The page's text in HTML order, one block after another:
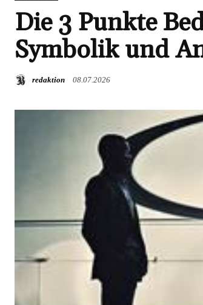
Die 3 Punkte
Symbolik und
redaktion 08.07.2026